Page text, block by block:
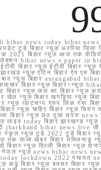
news today bihar
टुडे बिहार न्यूज़ अररिया
बिहार न्यूज़ आज तक
bihar news e paper in
बिहार न्यूज़ ईटीवी बिहार
न्यूज़ एटिन बिहार ऐप एम
न्यूज़ बिहार
बिहार न्यूज़
न्यूज़ कल का बिहार न्यूज़
खेल न्यूज़ बिहार खगड़िया न्यूज़
न्यूज़ व्हाट्सप्प ग्रुप लिंक
न्यूज़ चाहिए बिहार न्यूज़
न्यूज़ छठ पूजा छपरा news
लाइव today बिहार झारखण्ड
bihar news live जी
स्कूल न्यूज़ टुडे 2022 टुडे
तक ताजा खबर बिहार तमिलनाडु
न्यूज़ दिल्ली बिहार न्यूज़
नेपाल न्यूज़ news bihar news
today lockdown 2022 पंचायत
बाढ़ बिहार न्यूज़ बक्सर बिहार